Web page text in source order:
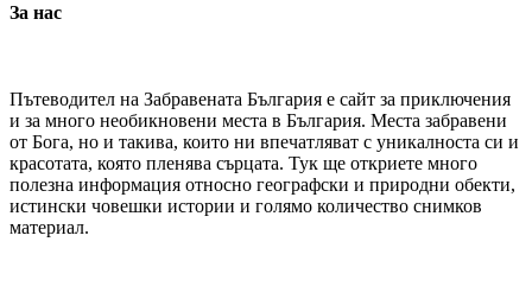
За нас
Пътеводител на Забравената България е сайт за приключения
и за много необикновени места в България. Места забравени
от Бога, но и такива, които ни впечатляват с уникалноста си и
красотата, която пленява сърцата. Тук ще откриете много
полезна информация относно географски и природни обекти,
истински човешки истории и голямо количество снимков
материал.